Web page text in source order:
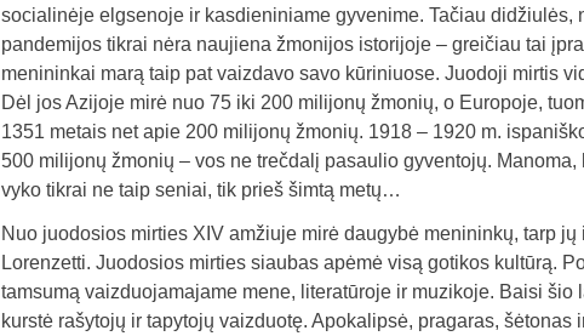
socialinėje elgsenoje ir kasdieniniame gyvenime. Tačiau
pandemijos tikrai nėra naujiena žmonijos istorijoje – greičiau tai
menininkai marą taip pat vaizdavo savo kūriniuose. Juodoji mirtis
Dėl jos Azijoje mirė nuo 75 iki 200 milijonų žmonių, o Europoje,
1351 metais net apie 200 milijonų žmonių. 1918 – 1920 m.
500 milijonų žmonių – vos ne trečdalį pasaulio gyventojų.
vyko tikrai ne taip seniai, tik prieš šimtą metų…
Nuo juodosios mirties XIV amžiuje mirė daugybė menininkų, tarp
Lorenzetti. Juodosios mirties siaubas apėmė visą gotikos kultūrą.
tamsumą vaizduojamajame mene, literatūroje ir muzikoje. Baisi
kurstė rašytojų ir tapytojų vaizduotę. Apokalipsė, pragaras,